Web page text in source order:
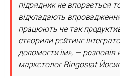
підрядник не впорається
відкладають
працюють не так
створили рейтинг
допомогти їм», — розповів
маркетолог Ringostat